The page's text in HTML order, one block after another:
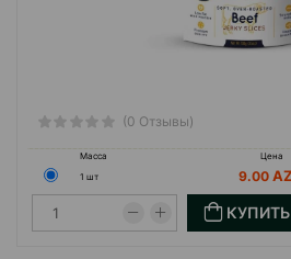
(0 Отзывы)
Масса Цена
1 шт
9.00
КУПИТЬ